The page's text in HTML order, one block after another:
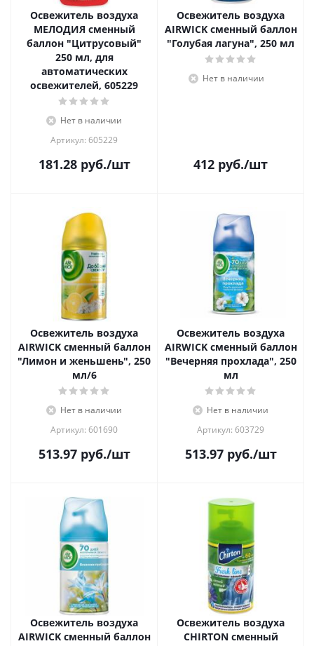
Освежитель воздуха
МЕЛОДИЯ сменный
баллон "Цитрусовый"
250 мл, для
автоматических
освежителей, 605229
Нет в наличии
Артикул: 605229
181.28руб./шт
Освежитель воздуха
AIRWICK сменный баллон
"Голубая лагуна", 250 мл
Нет в наличии
412 руб./шт
Освежитель воздуха
AIRWICK сменный баллон
"Лимон и женьшень", 250
мл/6
Нет в наличии
Артикул: 601690
513.97руб./шт
Освежитель воздуха
AIRWICK сменный баллон
"Вечерняя прохлада", 250
мл
Нет в наличии
Артикул: 603729
513.97руб./шт
Освежитель воздуха
AIRWICK сменный баллон
Освежитель воздуха
CHIRTON сменный